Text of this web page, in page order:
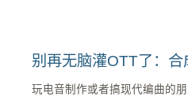
别再无脑灌OTT了：
玩电音制作或者搞现代编曲的